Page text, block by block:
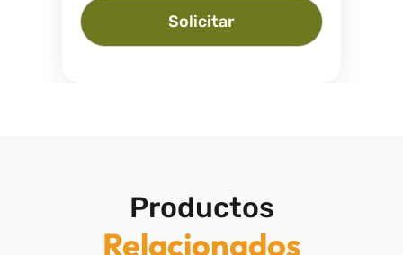
Solicitar
Productos
Relacionados